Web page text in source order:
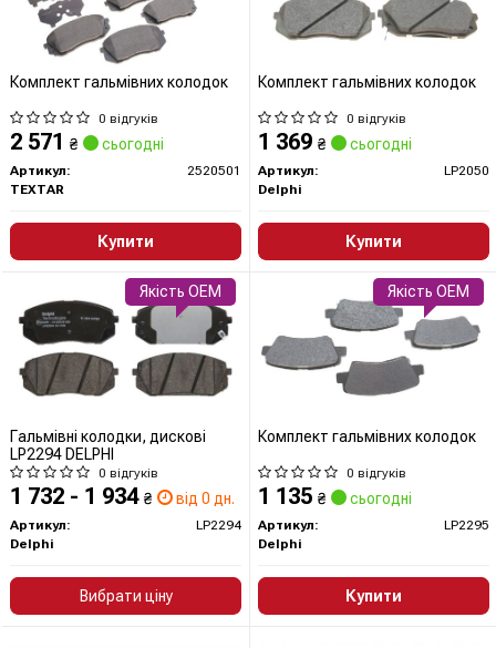
Комплект гальмівних колодок
0 відгуків
2 571 ₴ сьогодні
Артикул:
2520501
TEXTAR
Купити
Комплект гальмівних колодок
0 відгуків
1 369 ₴ сьогодні
Артикул:
LP2050
Delphi
Купити
Гальмівні колодки, дискові
LP2294 DELPHI
0 відгуків
1 732 - 1 934 ₴ від 0 дн.
Артикул:
LP2294
Delphi
Вибрати ціну
Якість OEM
Комплект гальмівних колодок
0 відгуків
1 135 ₴ сьогодні
Артикул:
LP2295
Delphi
Купити
Якість OEM